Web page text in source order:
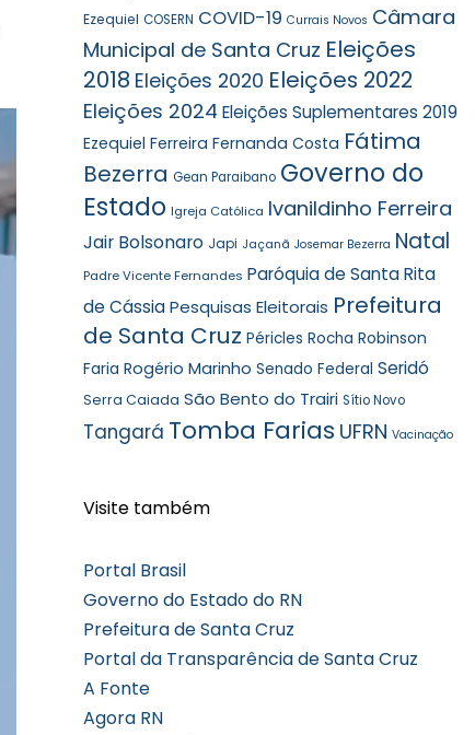
Ezequiel COSERN COVID-19 Currais Novos Câmara
Municipal de Santa Cruz Eleições
2018 Eleições 2020 Eleições 2022
Eleições 2024 Eleições Suplementares 2019
Ezequiel Ferreira Fernanda Costa Fátima
Bezerra Gean Paraibano Governo do
Estado Igreja Católica Ivanildinho Ferreira
Jair Bolsonaro Japi Jaçanã Josemar Bezerra Natal
Padre Vicente Fernandes Paróquia de Santa Rita
de Cássia Pesquisas Eleitorais Prefeitura
de Santa Cruz Péricles Rocha Robinson
Faria Rogério Marinho Senado Federal Seridó
Serra Caiada São Bento do Trairi Sítio Novo
Tangará Tomba Farias UFRN Vacinação
Visite também
Portal Brasil
Governo do Estado do RN
Prefeitura de Santa Cruz
Portal da Transparência de Santa Cruz
A Fonte
Agora RN